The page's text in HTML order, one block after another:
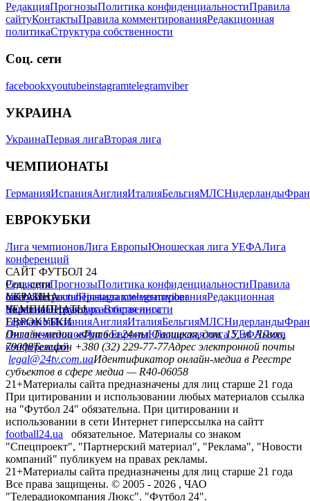
РедакцияПрогнозыПолитика конфиденциальностиПравила
сайтуКонтактыПравила комментированияРедакционная
политикаСтруктура собственности
Соц. сети
facebookxyoutubeinstagramtelegramviber
УКРАИНА
УкраинаПервая лигаВторая лига
ЧЕМПИОНАТЫ
ГерманияИспанияАнглияИталияБельгияМЛСНидерланды
ЕВРОКУБКИ
Лига чемпионовЛига ЕвропыЮношеская лига УЕФАЛига
конференций
САЙТ ФУТБОЛ 24
РедакцияПрогнозыПолитика конфиденциальностиПравила
сайтуКонтактыПравила комментированияРедакционная
политикаСтруктура собственности
Соц. сети
facebookxyoutubeinstagramtelegramviber
УКРАИНА
УкраинаПервая лигаВторая лига
ЧЕМПИОНАТЫ
ГерманияИспанияАнглияИталияБельгияМЛСНидерланды
ЕВРОКУБКИ
Лига чемпионовЛига ЕвропыЮношеская лига УЕФАЛига
конференций
Онлайн-медиа «Футбол 24»пл. Галицкая, дом. 15, м. Львов,
79008Телефон +380 (32) 229-77-77Адрес электронной почты
legal@24tv.com.uaИдентификатор онлайн-медиа в Реестре
субъектов в сфере медиа — R40-06058
21+Материалы сайта предназначены для лиц старше 21 года
При цитировании и использовании любых материалов ссылка
на "Футбол 24" обязательна. При цитировании и
использовании в сети Интернет гиперссылка на сайтт
football24.ua
обязательное. Материалы со знаком
"Спецпроект", "Партнерский материал", "Реклама", "Новости
компаний" публикуем на правах рекламы.
21+Материалы сайта предназначены для лиц старше 21 года
Все права защищены. © 2005 - 2026 , ЧАО
"Телерадиокомпания Люкс". "Футбол 24".